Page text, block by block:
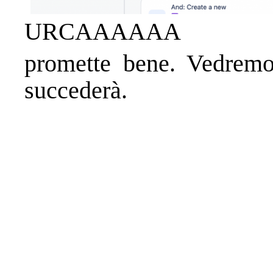
URCAAAAAA
promette bene.
succederà.